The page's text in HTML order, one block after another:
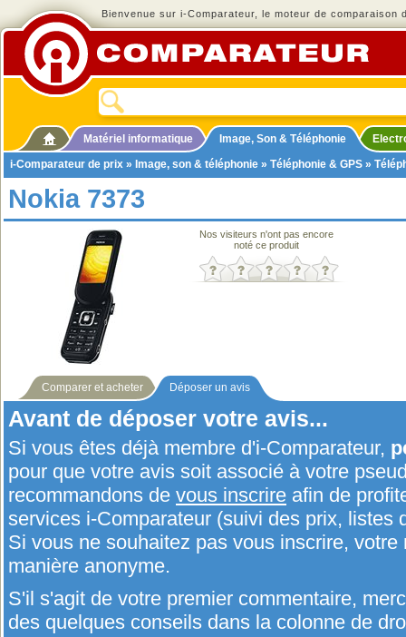
Bienvenue sur i-Comparateur, le moteur de comparaison
Matériel informatique Image, Son & Téléphonie
i-Comparateur de prix » Image, son & téléphonie » Téléphonie & GPS »
Nokia 7373
Nos visiteurs n'ont pas encore
noté ce produit
Comparer et acheter Déposer un avis
Avant de déposer votre avis...
Si vous êtes déjà membre d'i-Comparateur,
pour que votre avis soit associé à votre
recommandons de vous inscrire afin de
services i-Comparateur (suivi des prix, listes
Si vous ne souhaitez pas vous inscrire,
manière anonyme.
S'il s'agit de votre premier commentaire,
des quelques conseils dans la colonne de